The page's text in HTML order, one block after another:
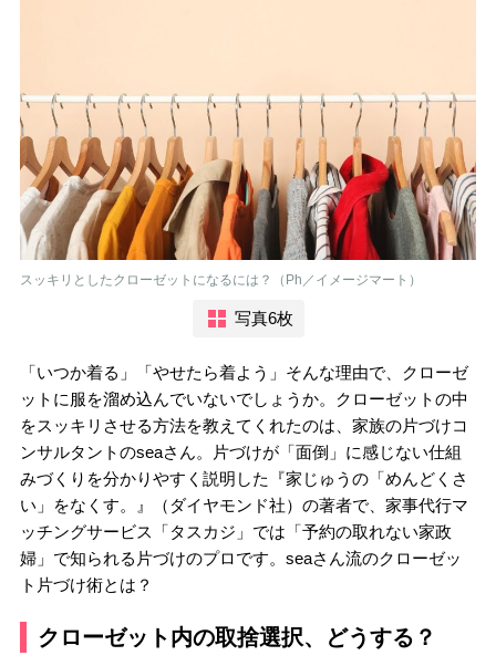
スッキリとしたクローゼットになるには？（Ph／イメージマート）
写真6枚
「いつか着る」「やせたら着よう」そんな理由で、クローゼ
ットに服を溜め込んでいないでしょうか。クローゼットの中
をスッキリさせる方法を教えてくれたのは、家族の片づけコ
ンサルタントのseaさん。片づけが「面倒」に感じない仕組
みづくりを分かりやすく説明した『家じゅうの「めんどくさ
い」をなくす。』（ダイヤモンド社）の著者で、家事代行マ
ッチングサービス「タスカジ」では「予約の取れない家政
婦」で知られる片づけのプロです。seaさん流のクローゼッ
ト片づけ術とは？
クローゼット内の取捨選択、どうする？